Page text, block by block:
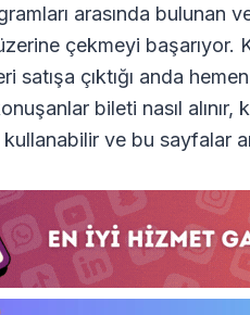
arasında bulunan
çekmeyi başarıyor.
satışa çıktığı anda
bileti nasıl
ve bu sayfalar